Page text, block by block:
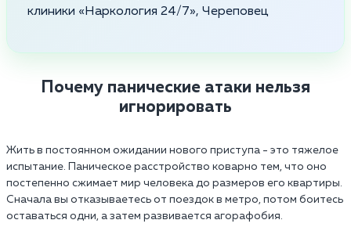
клиники «Наркология 24/7», Череповец
Почему панические атаки нельзя
игнорировать
Жить в постоянном ожидании нового приступа - это тяжелое
испытание. Паническое расстройство коварно тем, что оно
постепенно сжимает мир человека до размеров его квартиры.
Сначала вы отказываетесь от поездок в метро, потом боитесь
оставаться одни, а затем развивается агорафобия.